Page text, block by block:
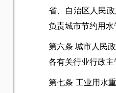
省、自治区人民
负责城市节约用
第六条 城市人民
各有关行业行政
第七条 工业用水